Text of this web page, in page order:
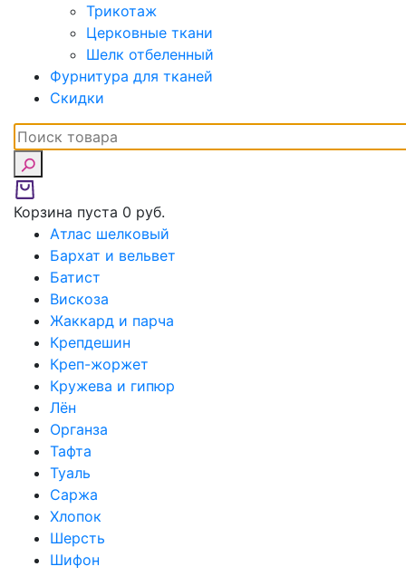
Трикотаж
Церковные ткани
Шелк отбеленный
Фурнитура для тканей
Скидки
Корзина пуста 0 руб.
Атлас шелковый
Бархат и вельвет
Батист
Вискоза
Жаккард и парча
Крепдешин
Креп-жоржет
Кружева и гипюр
Лён
Органза
Тафта
Туаль
Саржа
Хлопок
Шерсть
Шифон